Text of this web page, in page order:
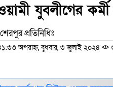
যুবলীগের
প্রতিনিধিঃ
অপরাহ্ন, বুধবার, ৩ জুলাই ২০২৪